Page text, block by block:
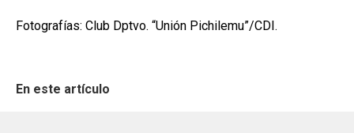
Fotografías: Club Dptvo. “Unión Pichilemu”/CDI.
En este artículo